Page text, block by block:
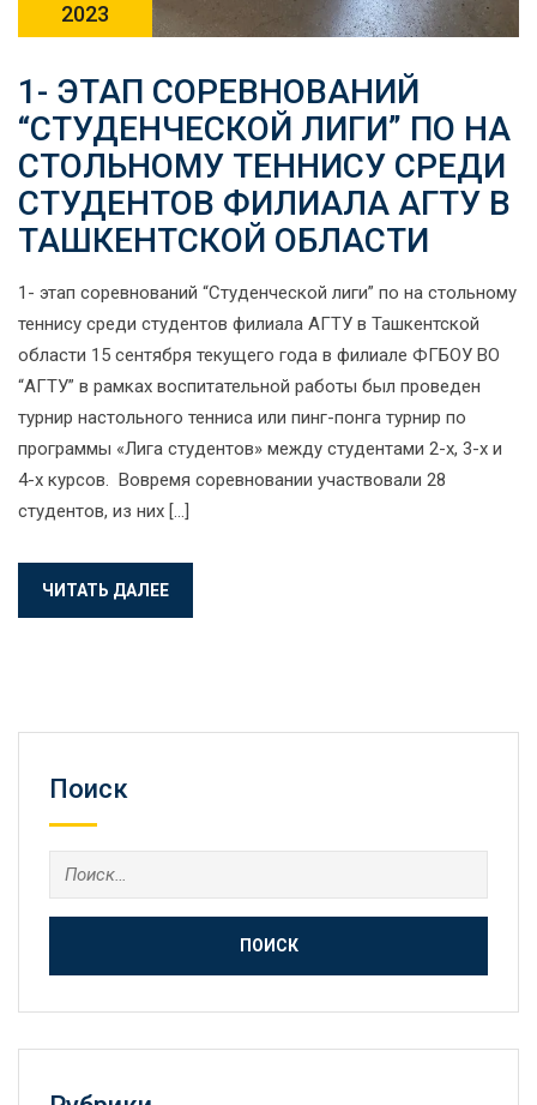
2023
1- ЭТАП СОРЕВНОВАНИЙ
“СТУДЕНЧЕСКОЙ ЛИГИ” ПО НА
СТОЛЬНОМУ ТЕННИСУ СРЕДИ
СТУДЕНТОВ ФИЛИАЛА АГТУ В
ТАШКЕНТСКОЙ ОБЛАСТИ
1- этап соревнований “Студенческой лиги” по на стольному
теннису среди студентов филиала АГТУ в Ташкентской
области 15 сентября текущего года в филиале ФГБОУ ВО
“АГТУ” в рамках воспитательной работы был проведен
турнир настольного тенниса или пинг-понга турнир по
программы «Лига студентов» между студентами 2-х, 3-х и
4-х курсов. Вовремя соревновании участвовали 28
студентов, из них […]
ЧИТАТЬ ДАЛЕЕ
Поиск
Найти: